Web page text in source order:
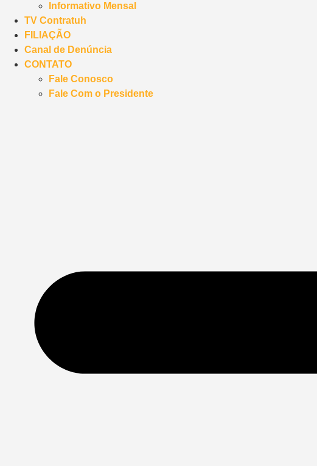
Informativo Mensal
TV Contratuh
FILIAÇÃO
Canal de Denúncia
CONTATO
Fale Conosco
Fale Com o Presidente